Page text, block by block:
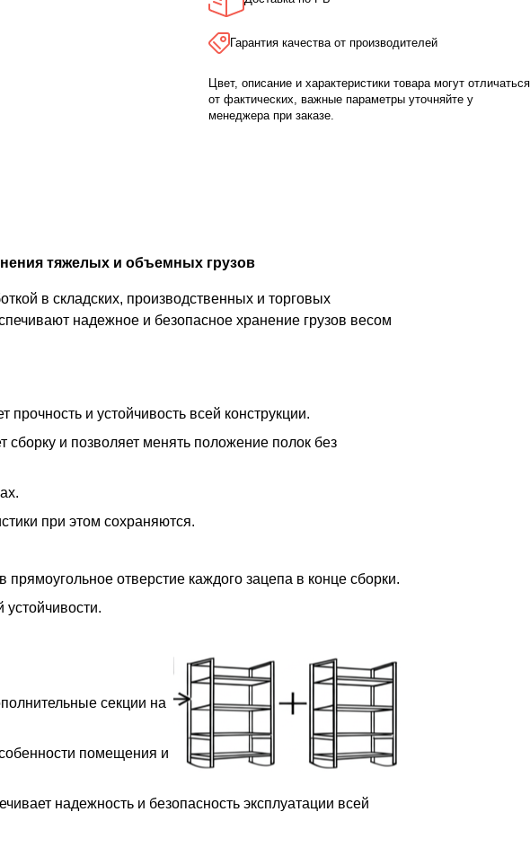
Гарантия качества от производителей
Цвет, описание и характеристики товара могут отличаться
от фактических, важные параметры уточняйте у
менеджера при заказе.
тяжелых и объемных грузов
в складских, производственных и торговых
надежное и безопасное хранение грузов весом
и устойчивость всей конструкции.
сборку и позволяет менять положение полок без
при этом сохраняются.
отверстие каждого зацепа в конце сборки.
секции на
помещения и
надежность и безопасность эксплуатации всей